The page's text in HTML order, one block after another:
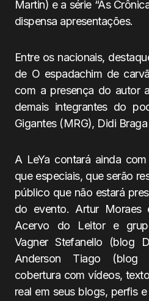
Martin) e a série “As
dispensa apresentações.
Entre os nacionais,
de O espadachim de
com a presença do autor
demais integrantes do
Gigantes (MRG), Didi
A LeYa contará ainda
que especiais, que serão
público que não estará
do evento. Artur Moraes
Acervo do Leitor e
Vagner Stefanello (blog
Anderson Tiago
cobertura com vídeos,
real em seus blogs, perfis